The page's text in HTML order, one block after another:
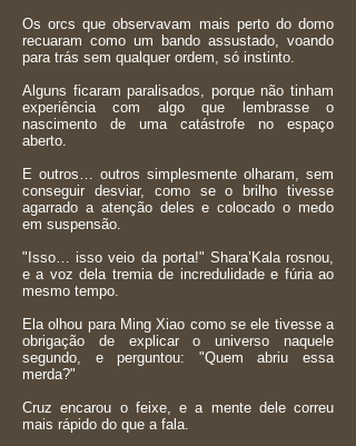
Os orcs que observavam mais perto do domo
recuaram como um bando assustado, voando
para trás sem qualquer ordem, só instinto.
Alguns ficaram paralisados, porque não tinham
experiência com algo que lembrasse o
nascimento de uma catástrofe no espaço
aberto.
E outros… outros simplesmente olharam, sem
conseguir desviar, como se o brilho tivesse
agarrado a atenção deles e colocado o medo
em suspensão.
"Isso… isso veio da porta!" Shara’Kala rosnou,
e a voz dela tremia de incredulidade e fúria ao
mesmo tempo.
Ela olhou para Ming Xiao como se ele tivesse a
obrigação de explicar o universo naquele
segundo, e perguntou: "Quem abriu essa
merda?"
Cruz encarou o feixe, e a mente dele correu
mais rápido do que a fala.